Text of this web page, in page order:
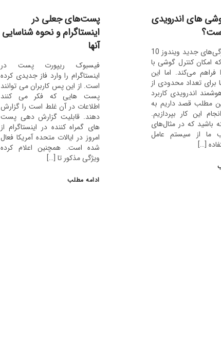
پست‌های جعلی در
اینستاگرام و نحوه شناسایی
آنها
فیسبوک ریپورت پست در
اینستاگرام را وارد فاز جدیدی کرده
است. از این پس کاربران می توانند
پست هایی که فکر می کنند
اطلاعات در آن غلط است را گزارش
دهند. قابلیت گزارش دهی پست
های گمراه کننده در اینستاگرام از
امروز در ایالات متحده آمریکا فعال
شده است. همچنین اعلام کرده
ویژگی مذکور تا […]
ادامه مطلب
های اندرویدی
یکی از ویژگی‌های جدید ویندوز 10
امکان کنترل گوشی با
فراهم می‌کند. اما این
برای تعداد محدودی از
اندرویدی کاربرد
مطلب قصد داریم به
این کار بپردازیم.
باشید که در مثال‌های
ما از سیستم عامل
[…]